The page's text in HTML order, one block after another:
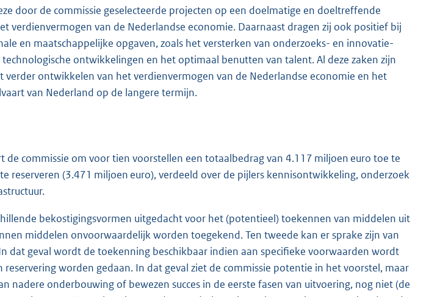
door de commissie geselecteerde projecten op een doelmatige en doeltreffende
verdienvermogen van de Nederlandse economie. Daarnaast dragen zij ook positief bij
en maatschappelijke opgaven, zoals het versterken van onderzoeks- en innovatie-
ontwikkelingen en het optimaal benutten van talent. Al deze zaken zijn
verder ontwikkelen van het verdienvermogen van de Nederlandse economie en het
van Nederland op de langere termijn.
de commissie om voor tien voorstellen een totaalbedrag van 4.117 miljoen euro toe te
reserveren (3.471 miljoen euro), verdeeld over de pijlers kennisontwikkeling, onderzoek
bekostigingsvormen uitgedacht voor het (potentieel) toekennen van middelen uit
middelen onvoorwaardelijk worden toegekend. Ten tweede kan er sprake zijn van
dat geval wordt de toekenning beschikbaar indien aan specifieke voorwaarden wordt
reservering worden gedaan. In dat geval ziet de commissie potentie in het voorstel, maar
nadere onderbouwing of bewezen succes in de eerste fasen van uitvoering, nog niet (de